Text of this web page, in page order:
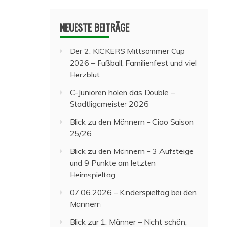
NEUESTE BEITRÄGE
Der 2. KICKERS Mittsommer Cup
2026 – Fußball, Familienfest und viel
Herzblut
C-Junioren holen das Double –
Stadtligameister 2026
Blick zu den Männern – Ciao Saison
25/26
Blick zu den Männern – 3 Aufsteige
und 9 Punkte am letzten
Heimspieltag
07.06.2026 – Kinderspieltag bei den
Männern
Blick zur 1. Männer – Nicht schön,